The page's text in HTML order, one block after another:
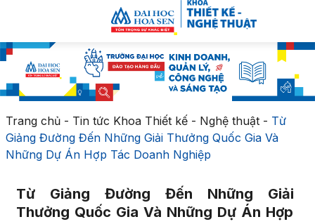
Trang chủ- Tin tức Khoa Thiết kế - Nghệ thuật- Từ
Giảng Đường Đến Những Giải Thưởng Quốc Gia Và
Những Dự Án Hợp Tác Doanh Nghiệp
Từ Giảng Đường Đến Những Giải
Thưởng Quốc Gia Và Những Dự Án Hợp